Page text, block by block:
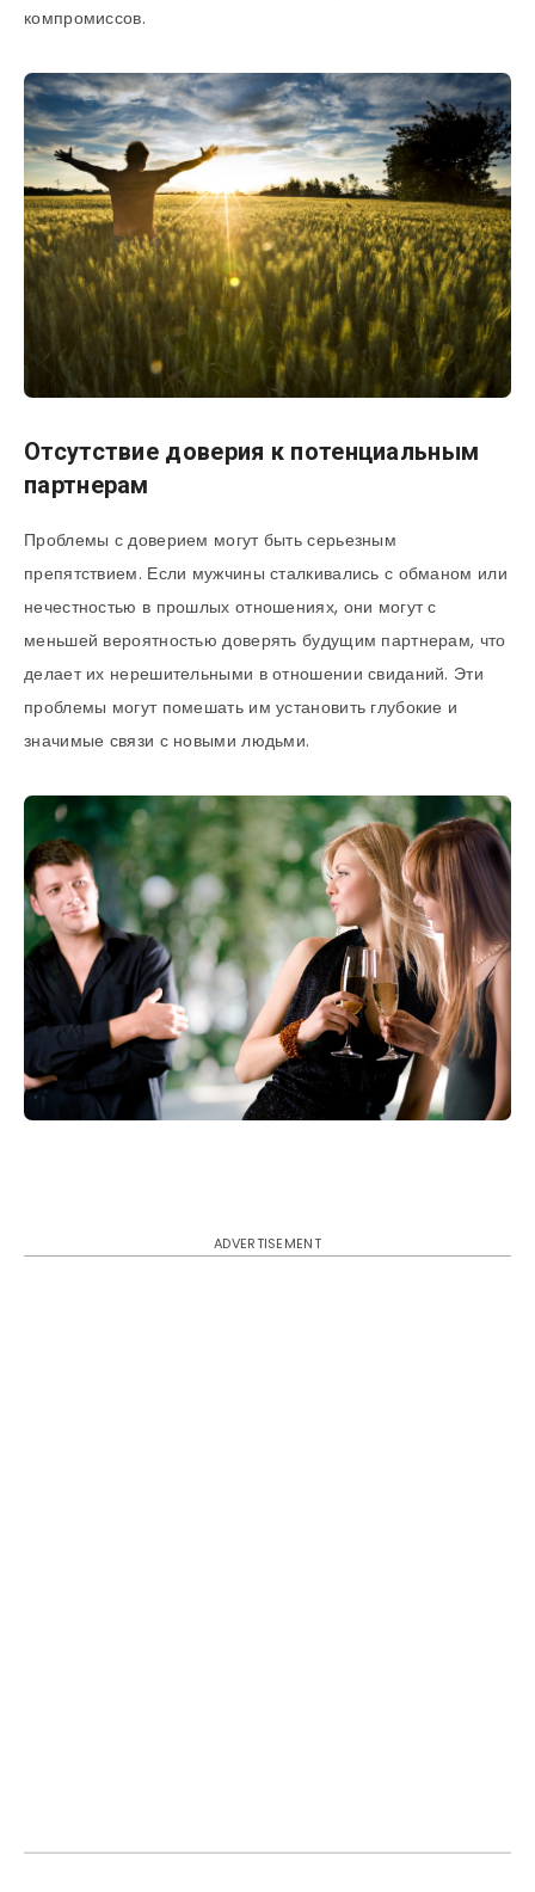
компромиссов.
Отсутствие доверия к потенциальным
партнерам
Проблемы с доверием могут быть серьезным
препятствием. Если мужчины сталкивались с обманом или
нечестностью в прошлых отношениях, они могут с
меньшей вероятностью доверять будущим партнерам, что
делает их нерешительными в отношении свиданий. Эти
проблемы могут помешать им установить глубокие и
значимые связи с новыми людьми.
ADVERTISEMENT